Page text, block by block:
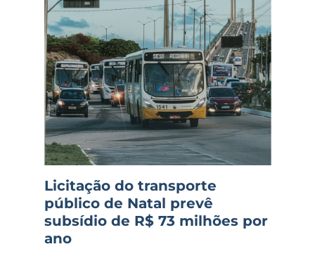
Licitação do transporte
público de Natal prevê
subsídio de R$ 73 milhões por
ano